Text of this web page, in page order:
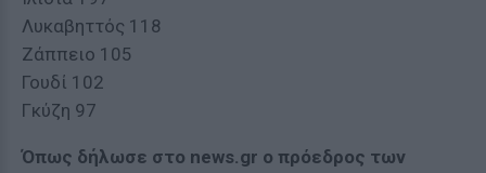
Λυκαβηττός 118
Ζάππειο 105
Γουδί 102
Γκύζη 97
Όπως δήλωσε στο news.gr ο πρόεδρος των